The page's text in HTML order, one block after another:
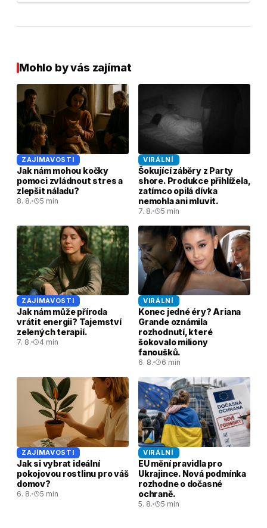
Mohlo by vás zajímat
ZAJÍMAVOSTI
Jak nám mohou kočky
pomoci zvládnout stres a
zlepšit náladu?
8. 8. 5 min
VIRÁLNÍ
Šokující záběry z Party
shore. Produkce přihlížela,
zatímco opilá dívka
nemohla ani mluvit.
7. 8. 5 min
ZAJÍMAVOSTI
Jak nám může příroda
vrátit energii? Tajemství
zelených terapií.
7. 8. 4 min
VIRÁLNÍ
Konec jedné éry? Ariana
Grande oznámila
rozhodnutí, které
šokovalo miliony
fanoušků.
6. 8. 6 min
ZAJÍMAVOSTI
Jak si vybrat ideální
pokojovou rostlinu pro váš
domov?
6. 8. 5 min
VIRÁLNÍ
EU mění pravidla pro
Ukrajince. Nová podmínka
rozhodne o dočasné
ochraně.
5. 8. 5 min